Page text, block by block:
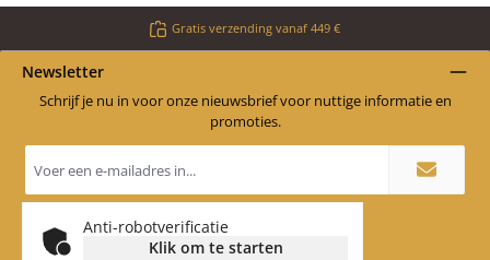
Gratis verzending vanaf 449 €
Newsletter
Schrijf je nu in voor onze nieuwsbrief voor nuttige informatie en
promoties.
mailadres
*
Anti-robotverificatie
Klik om te starten